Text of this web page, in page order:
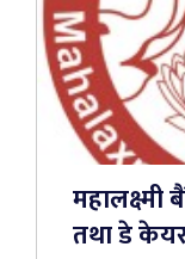
महालक्ष्मी
तथा डे